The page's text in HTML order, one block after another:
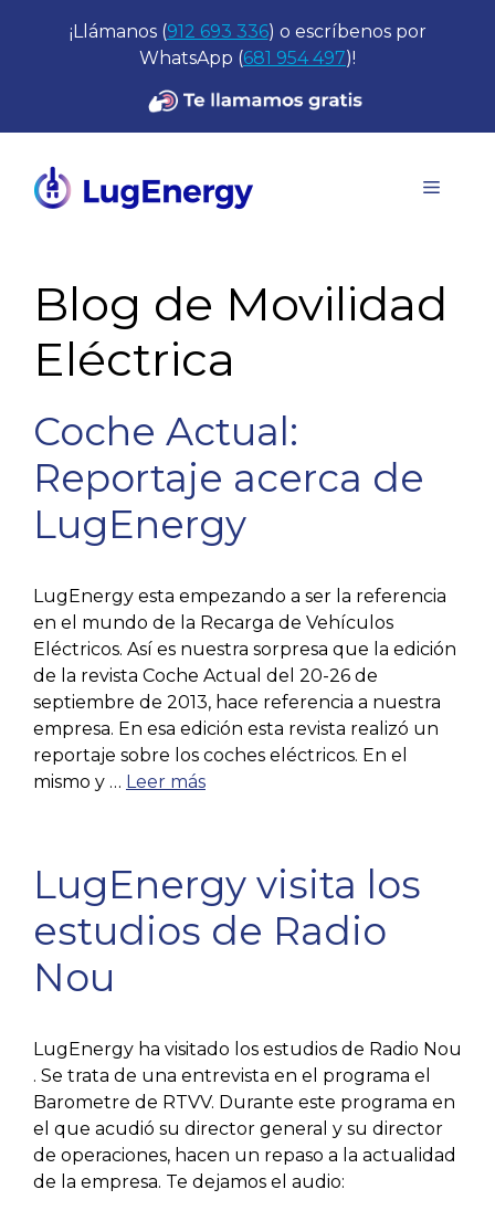
¡Llámanos (912 693 336) o escríbenos por
WhatsApp (681 954 497)!
Menú
Blog de Movilidad
Eléctrica
Coche Actual:
Reportaje acerca de
LugEnergy
LugEnergy esta empezando a ser la referencia
en el mundo de la Recarga de Vehículos
Eléctricos. Así es nuestra sorpresa que la edición
de la revista Coche Actual del 20-26 de
septiembre de 2013, hace referencia a nuestra
empresa. En esa edición esta revista realizó un
reportaje sobre los coches eléctricos. En el
mismo y … Leer más
LugEnergy visita los
estudios de Radio
Nou
LugEnergy ha visitado los estudios de Radio Nou
. Se trata de una entrevista en el programa el
Barometre de RTVV. Durante este programa en
el que acudió su director general y su director
de operaciones, hacen un repaso a la actualidad
de la empresa. Te dejamos el audio: